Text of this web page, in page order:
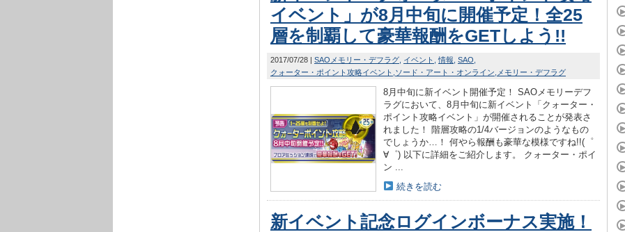
イベント」が8月中旬に開催予定！全25
層を制覇して豪華報酬をGETしよう!!
2017/07/28 SAOメモリー・デフラグ イベント 情報 SAO
クォーター・ポイント攻略イベント ソード・アート・オンライン メモリー・デフラグ
8月中旬に新イベント開催予定！ SAOメモリーデフ
ラグにおいて、8月中旬に新イベント「クォーター・
ポイント攻略イベント」が開催されることが発表さ
れました！ 階層攻略の1/4バージョンのようなもの
でしょうか…！ 何やら報酬も豪華な模様ですね!!(゜
∀゜) 以下に詳細をご紹介します。 クォーター・ポイ
ン ...
続きを読む
新イベント記念ログインボーナス実施！